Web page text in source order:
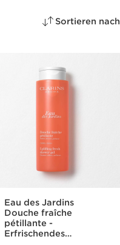
Sortieren nach
Eau des Jardins
Douche fraîche
pétillante -
Erfrischendes